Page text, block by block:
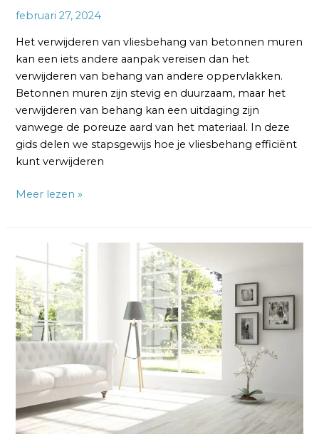
februari 27, 2024
Het verwijderen van vliesbehang van betonnen muren
kan een iets andere aanpak vereisen dan het
verwijderen van behang van andere oppervlakken.
Betonnen muren zijn stevig en duurzaam, maar het
verwijderen van behang kan een uitdaging zijn
vanwege de poreuze aard van het materiaal. In deze
gids delen we stapsgewijs hoe je vliesbehang efficiënt
kunt verwijderen
Meer lezen »
Verwijderen
en
Opnieuw
Behangen:
Beste
Manier